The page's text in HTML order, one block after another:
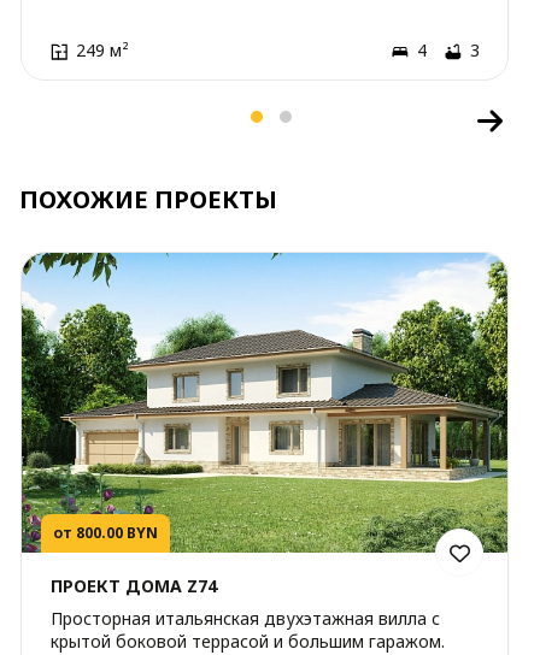
249 м² 4 3
ПОХОЖИЕ ПРОЕКТЫ
от 800.00 BYN
ПРОЕКТ ДОМА Z74
Просторная итальянская двухэтажная вилла с
крытой боковой террасой и большим гаражом.